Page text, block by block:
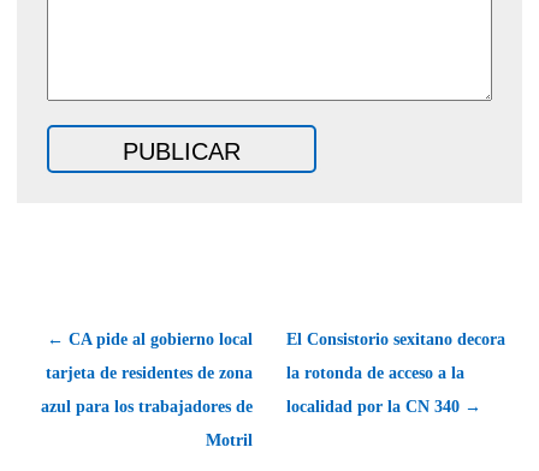
← CA pide al gobierno local
tarjeta de residentes de zona
azul para los trabajadores de
Motril
El Consistorio sexitano decora
la rotonda de acceso a la
localidad por la CN 340 →